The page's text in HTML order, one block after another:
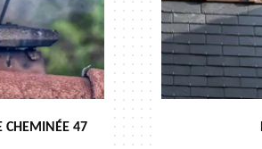
CHEMINÉE 47